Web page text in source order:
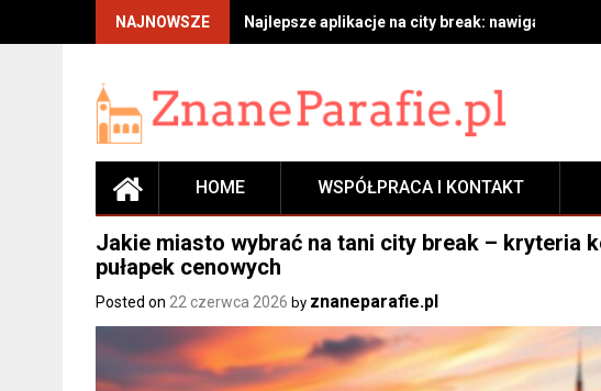
NAJNOWSZE Najlepsze aplikacje na city break: nawigacja,
HOME WSPÓŁPRACA I KONTAKT
Jakie miasto wybrać na tani city break – kryteria
pułapek cenowych
Posted on 22 czerwca 2026 by znaneparafie.pl